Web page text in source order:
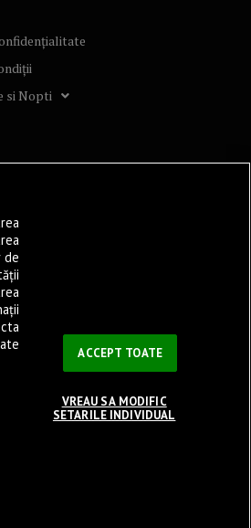
si Nopti
de
ACCEPT TOATE
VREAU SA MODIFIC
SETARILE INDIVIDUAL